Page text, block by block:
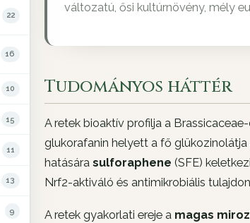
22
16
10
15
11
13
9
változatú, ősi kultúrnövény, mély
Tudományos háttér
A retek bioaktív profilja a
glukorafanin helyett a fő glükozinolátja
hatására sulforaphene (SFE)
Nrf2-aktiváló és antimikrobiális
A retek gyakorlati ereje a magas